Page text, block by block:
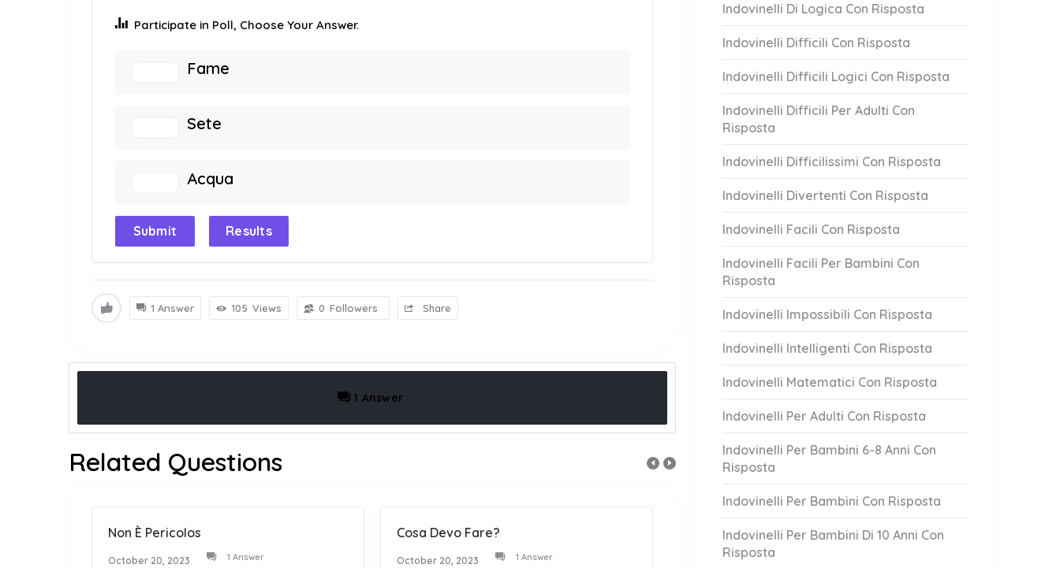
Participate in Poll, Choose Your Answer.
Fame
Sete
Acqua
Submit Results
1 Answer 105 Views 0 Followers Share
1 Answer
Related Questions
Non È Pericolos
October 20, 2023 1 Answer
Cosa Devo Fare?
October 20, 2023 1 Answer
Non Lascia Mai
October 20, 2023
Indovinelli Di Logica Con Risposta
Indovinelli Difficili Con Risposta
Indovinelli Difficili Logici Con Risposta
Indovinelli Difficili Per Adulti Con
Risposta
Indovinelli Difficilissimi Con Risposta
Indovinelli Divertenti Con Risposta
Indovinelli Facili Con Risposta
Indovinelli Facili Per Bambini Con
Risposta
Indovinelli Impossibili Con Risposta
Indovinelli Intelligenti Con Risposta
Indovinelli Matematici Con Risposta
Indovinelli Per Adulti Con Risposta
Indovinelli Per Bambini 6-8 Anni Con
Risposta
Indovinelli Per Bambini Con Risposta
Indovinelli Per Bambini Di 10 Anni Con
Risposta